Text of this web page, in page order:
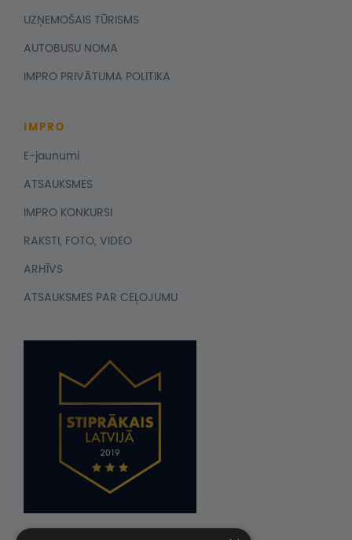
UZŅEMOŠAIS TŪRISMS
AUTOBUSU NOMA
IMPRO PRIVĀTUMA POLITIKA
IMPRO
E-jaunumi
ATSAUKSMES
IMPRO KONKURSI
RAKSTI, FOTO, VIDEO
ARHĪVS
ATSAUKSMES PAR CEĻOJUMU